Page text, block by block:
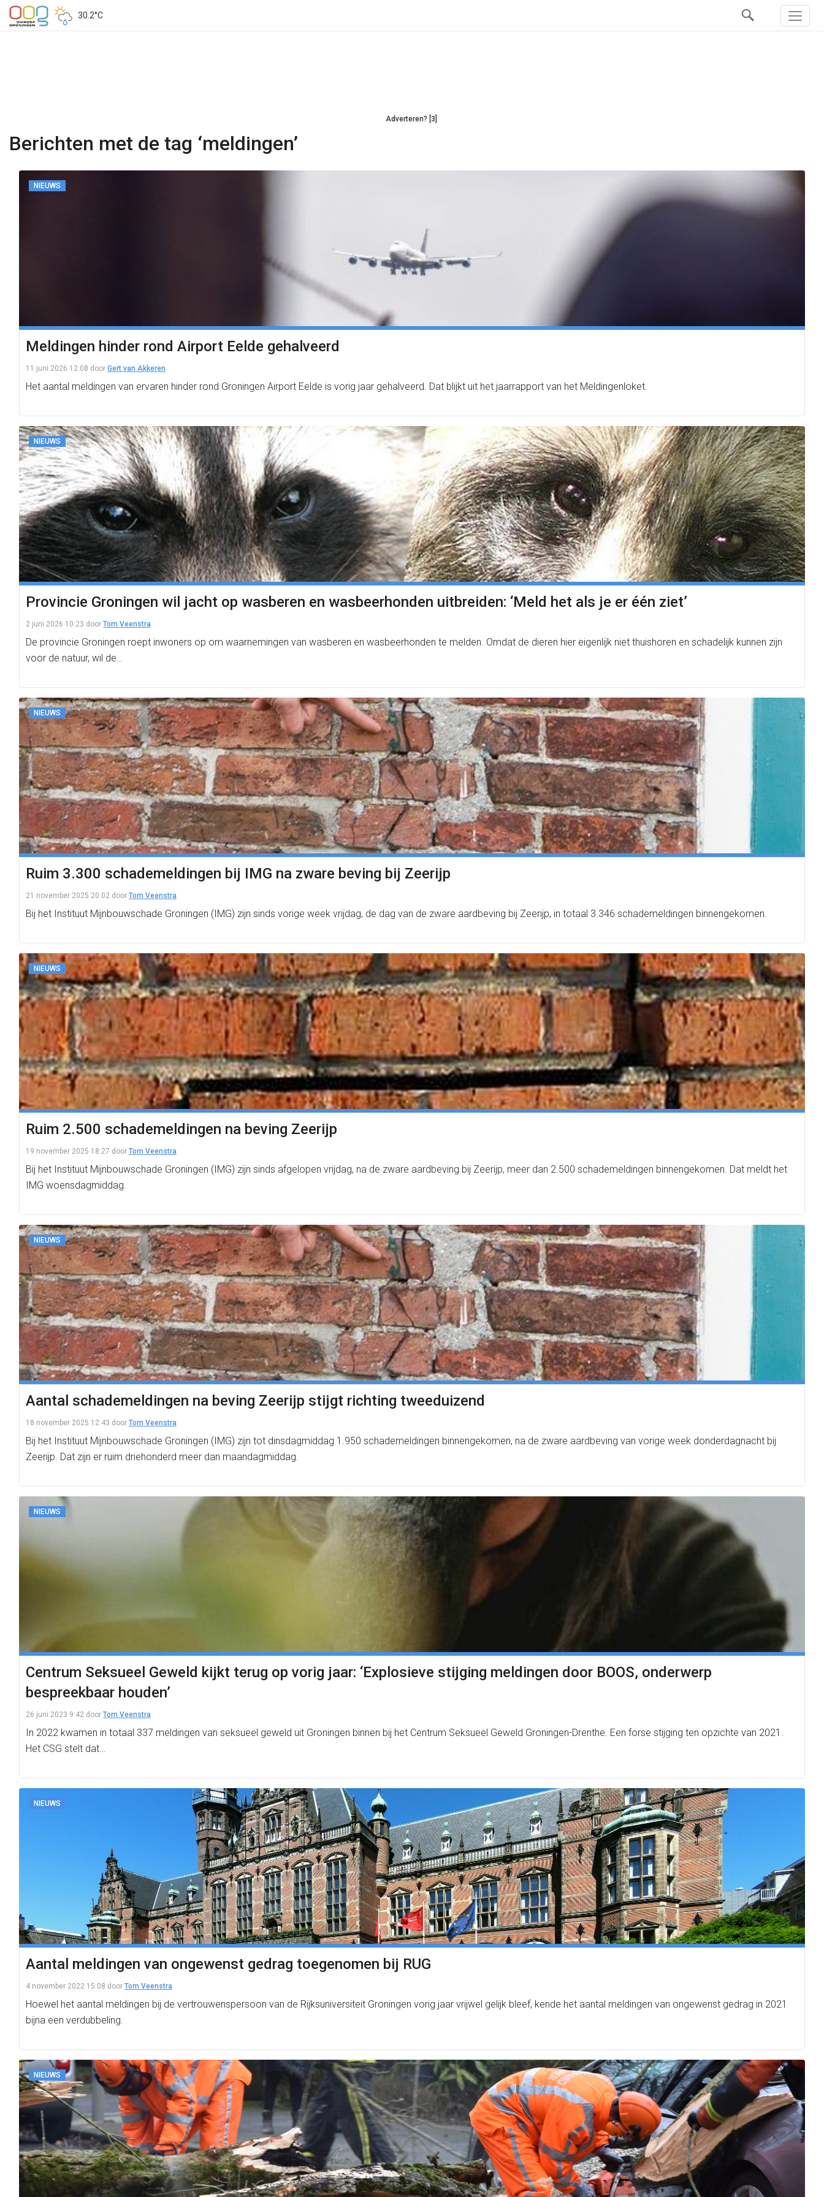
30.2°C
Adverteren? [3]
Berichten met de tag ‘meldingen’
NIEUWS
Meldingen hinder rond Airport Eelde gehalveerd
11 juni 2026 12:08 door Gert van Akkeren
Het aantal meldingen van ervaren hinder rond Groningen Airport Eelde is vorig jaar gehalveerd. Dat blijkt uit het jaarrapport van het Meldingenloket.
NIEUWS
Provincie Groningen wil jacht op wasberen en wasbeerhonden uitbreiden: ‘Meld het als je er één ziet’
2 juni 2026 10:23 door Tom Veenstra
De provincie Groningen roept inwoners op om waarnemingen van wasberen en wasbeerhonden te melden. Omdat de dieren hier eigenlijk niet thuishoren en schadelijk kunnen zijn
voor de natuur, wil de…
NIEUWS
Ruim 3.300 schademeldingen bij IMG na zware beving bij Zeerijp
21 november 2025 20:02 door Tom Veenstra
Bij het Instituut Mijnbouwschade Groningen (IMG) zijn sinds vorige week vrijdag, de dag van de zware aardbeving bij Zeerijp, in totaal 3.346 schademeldingen binnengekomen.
NIEUWS
Ruim 2.500 schademeldingen na beving Zeerijp
19 november 2025 18:27 door Tom Veenstra
Bij het Instituut Mijnbouwschade Groningen (IMG) zijn sinds afgelopen vrijdag, na de zware aardbeving bij Zeerijp, meer dan 2.500 schademeldingen binnengekomen. Dat meldt het
IMG woensdagmiddag.
NIEUWS
Aantal schademeldingen na beving Zeerijp stijgt richting tweeduizend
18 november 2025 12:43 door Tom Veenstra
Bij het Instituut Mijnbouwschade Groningen (IMG) zijn tot dinsdagmiddag 1.950 schademeldingen binnengekomen, na de zware aardbeving van vorige week donderdagnacht bij
Zeerijp. Dat zijn er ruim driehonderd meer dan maandagmiddag.
NIEUWS
Centrum Seksueel Geweld kijkt terug op vorig jaar: ‘Explosieve stijging meldingen door BOOS, onderwerp
bespreekbaar houden’
26 juni 2023 9:42 door Tom Veenstra
In 2022 kwamen in totaal 337 meldingen van seksueel geweld uit Groningen binnen bij het Centrum Seksueel Geweld Groningen-Drenthe. Een forse stijging ten opzichte van 2021.
Het CSG stelt dat…
NIEUWS
Aantal meldingen van ongewenst gedrag toegenomen bij RUG
4 november 2022 15:08 door Tom Veenstra
Hoewel het aantal meldingen bij de vertrouwenspersoon van de Rijksuniversiteit Groningen vorig jaar vrijwel gelijk bleef, kende het aantal meldingen van ongewenst gedrag in 2021
bijna een verdubbeling.
NIEUWS